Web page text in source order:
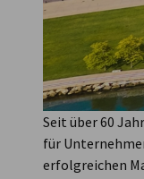
und Vertreter
Wer
Wir sind